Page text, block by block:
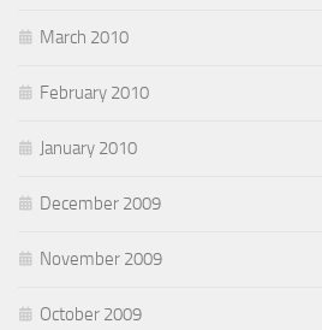
March 2010
February 2010
January 2010
December 2009
November 2009
October 2009